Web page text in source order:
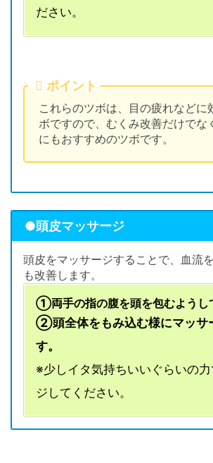
ださい。
ポイント
これらのツボは、目の疲れなどに
ボですので、むくみ改善だけでな
にもおすすめのツボです。
●頭皮マッサージ
頭皮をマッサージすることで、血流
も改善します。
①両手の指の腹を頭を包むようし
②頭全体をもみ込む様にマッサ
す。
※少しイタ気持ちいいぐらいの
ジしてください。